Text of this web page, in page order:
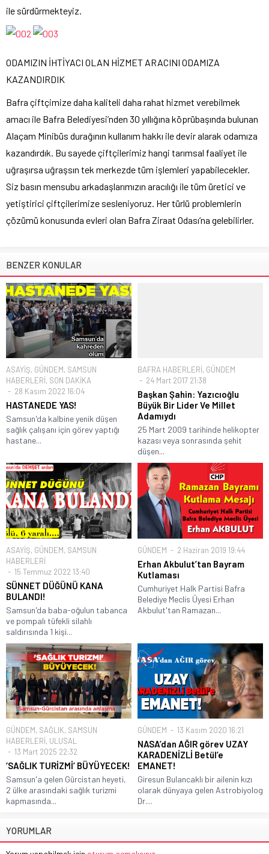
ile sürdürmekteyiz.
ODAMIZIN İHTİYACI OLAN HİZMET ARACINI ODAMIZA
KAZANDIRDIK
Bafra çiftçimize daha kaliteli daha rahat hizmet verebilmek
amacı ile Bafra Belediyesi’nden 30 yıllığına köprübaşında bulunan
Alaçam Minibüs durağının kullanım hakkı ile devir alarak odamıza
kazandırdık. Bu sayede çiftçilerimiz hangi tarımsal faaliyet ile
uğraşırsa uğraşsın tek merkezde tüm işlemleri yapabilecekler.
Siz basın mensubu arkadaşlarımızın aracılığı ile tüm üretici ve
yetiştirici çiftçilerimize sesleniyoruz. Her türlü problemlerin
çözümü konusunda evleri olan Bafra Ziraat Odası’na gelebilirler.
BENZER KONULAR
ASAYİŞ, GÜNDEM, SAMSUN
HABERLERİ, SON DAKİKA
28 Kasım 2022 16:04
HASTANEDE YAS!
Samsun'da kalbine yenik düşen
sağlık çalışanı için görev yaptığı
hastane...
BAFRA HABERLERİ, GÜNDEM
24 Mart 2017 21:38
Başkan Şahin: Yazıcıoğlu
Büyük Bir Lider Ve Millet
Adamıydı
25 Mart 2009 tarihinde helikopter
kazası veya sonrasında şehit
düşen...
ASAYİŞ, GÜNDEM, SAMSUN
HABERLERİ
15 Temmuz 2022 13:40
SÜNNET DÜĞÜNÜ KANA
BULANDI!
Samsun'da baba-oğulun tabanca
ve pompalı tüfekli silahlı
saldırısında 1 kişi...
GÜNDEM 2 Haziran 2019 19:44
Erhan Akbulut’tan Bayram
Kutlaması
Cumhuriyet Halk Partisi Bafra
Belediye Meclis Üyesi Erhan
Akbulut'tan Ramazan...
GÜNDEM, SAĞLIK, SAMSUN
HABERLERİ, ULUSAL
13 Mart 2025 22:32
‘SAĞLIK TURİZMİ’ BÜYÜYECEK!
Samsun'a gelen Gürcistan heyeti,
2 ülke arasındaki sağlık turizmi
kapmasında...
GÜNDEM 13 Kasım 2020 16:21
NASA’dan AĞIR görev UZAY
KARADENİZLİ Betül’e
EMANET!
Giresun Bulancaklı bir ailenin kızı
olarak dünyaya gelen Astrobiyolog
Dr....
YORUMLAR